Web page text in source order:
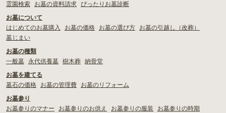
霊園検索
お墓の資料請求 ぴったりお墓診断
お墓について
はじめてのお墓購入
お墓の価格 お墓の選び方
お墓の引越し（改葬）
墓じまい
お墓の種類
一般墓
永代供養墓 樹木葬 納骨堂
お墓を建てる
墓石の価格
お墓の管理費
お墓のリフォーム
お墓参り
お墓参りのマナー
お墓参りのお供え お墓参りの服装
お墓参りの時期